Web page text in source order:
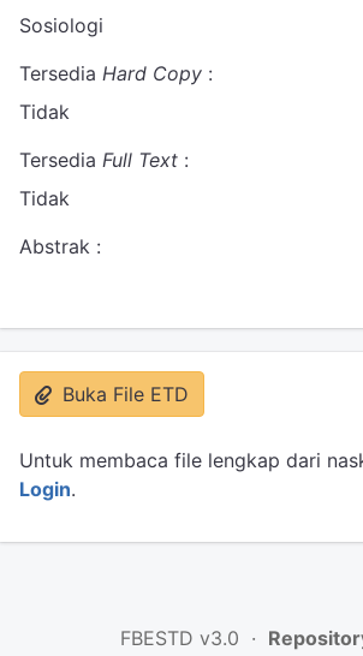
Sosiologi
Tersedia Hard Copy :
Tidak
Tersedia Full Text :
Tidak
Abstrak :
Buka File ETD
Untuk membaca file lengkap dari
Login.
FBESTD v3.0 ·